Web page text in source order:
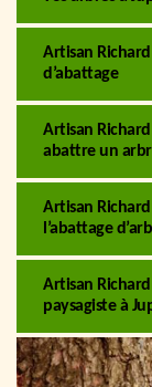
Artisan
d’abattage
Artisan
abattre un
Artisan
l’abattage
Artisan
paysagiste à